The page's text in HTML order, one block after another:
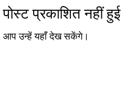
प्रकाशित नहीं हुई
आप उन्हें यहाँ देख सकेंगे।